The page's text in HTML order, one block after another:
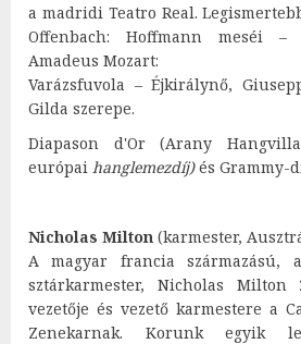
a madridi Teatro Real.
Offenbach: Hoffmann meséi –
Amadeus Mozart:
Varázsfuvola – Éjkirálynő,
Gilda szerepe.
Diapason d'Or (Arany
európai hanglemezdíj)és Grammy-
Nicholas Milton (karmester,
A magyar francia származású,
sztárkarmester, Nicholas Milton
vezetője és vezető karmestere a
Zenekarnak. Korunk egyik